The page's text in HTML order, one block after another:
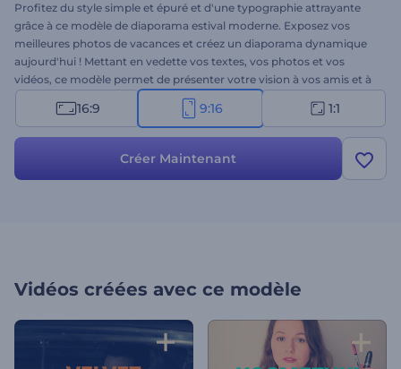
Profitez du style simple et épuré et d'une typographie attrayante
grâce à ce modèle de diaporama estival moderne. Exposez vos
meilleures photos de vacances et créez un diaporama dynamique
aujourd'hui ! Mettant en vedette vos textes, vos photos et vos
vidéos, ce modèle permet de présenter votre vision à vos amis et à
votre famille. Essayez-le dès aujourd'hui !
16:9 9:16 1:1
Créer Maintenant
Vidéos créées avec ce modèle